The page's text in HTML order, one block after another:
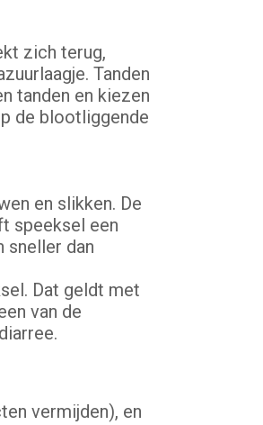
zich terug,
Tanden
tanden en kiezen
de blootliggende
en slikken. De
speeksel een
sneller dan
Dat geldt met
van de
vermijden), en